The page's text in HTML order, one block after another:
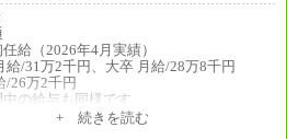
任給（2026年4月実績）
給/31万2千円、大卒 月給/28万8千円
/26万2千円
の給与も同様です
+ 続きを読む